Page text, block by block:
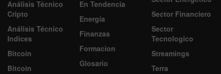
Análisis Técnico
Cripto
Análisis Técnico
Indices
Bitcoin
Bitcoin
En Tendencia
Energía
Finanzas
Formacion
Glosario
Sector Financiero
Sector
Tecnologico
Streamings
Terra